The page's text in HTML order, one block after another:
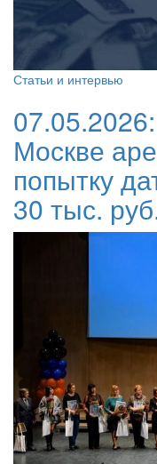
Статьи и интервью
07.05.2026:
Москве
попытку
30 тыс.